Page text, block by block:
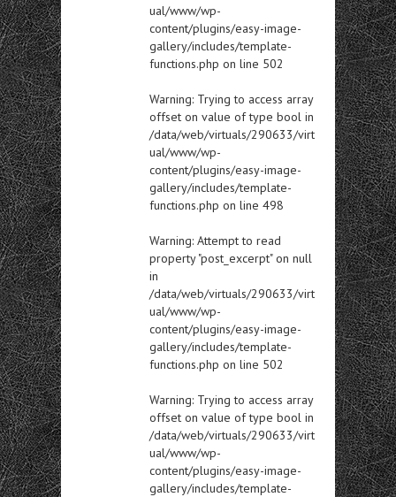
ual/www/wp-
content/plugins/easy-image-
gallery/includes/template-
functions.php on line 502
Warning: Trying to access array
offset on value of type bool in
/data/web/virtuals/290633/virt
ual/www/wp-
content/plugins/easy-image-
gallery/includes/template-
functions.php on line 498
Warning: Attempt to read
property "post_excerpt" on null
in
/data/web/virtuals/290633/virt
ual/www/wp-
content/plugins/easy-image-
gallery/includes/template-
functions.php on line 502
Warning: Trying to access array
offset on value of type bool in
/data/web/virtuals/290633/virt
ual/www/wp-
content/plugins/easy-image-
gallery/includes/template-